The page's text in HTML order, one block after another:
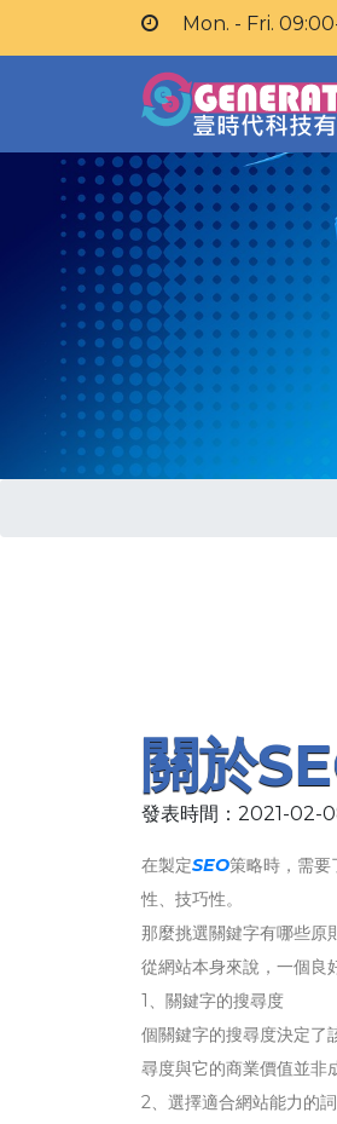
Mon. - Fri.
關於
發表時間：2021-02-
在製定SEO策略時，需要
性、技巧性。
那麼挑選關鍵字有哪些原
從網站本身來說，一個良
1、關鍵字的搜尋度
個關鍵字的搜尋度決定了
尋度與它的商業價值並非
2、選擇適合網站能力的詞